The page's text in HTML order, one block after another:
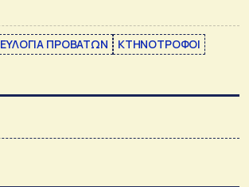
ΕΥΛΟΓΙΑ ΠΡΟΒΑΤΩΝ ΚΤΗΝΟΤΡΟΦΟΙ